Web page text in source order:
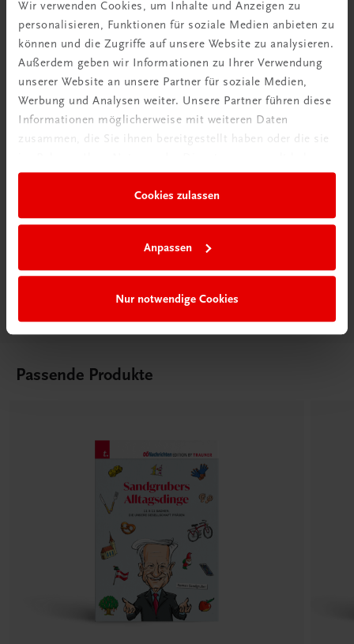
Wir verwenden Cookies, um Inhalte und Anzeigen zu
personalisieren, Funktionen für soziale Medien anbieten zu
können und die Zugriffe auf unsere Website zu analysieren.
Außerdem geben wir Informationen zu Ihrer Verwendung
unserer Website an unsere Partner für soziale Medien,
Werbung und Analysen weiter. Unsere Partner führen diese
Informationen möglicherweise mit weiteren Daten
zusammen, die Sie ihnen bereitgestellt haben oder die sie
Cookies zulassen
Anpassen
Nur notwendige Cookies
Diese Seite teilen auf:
Passende Produkte